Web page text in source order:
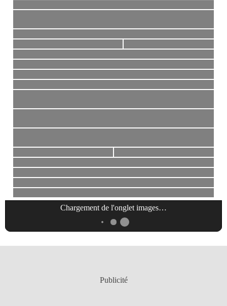
Chargement de l'onglet images…
Publicité